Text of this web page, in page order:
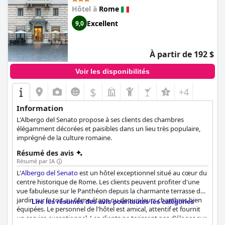
Hôtel à Rome
9,0 Excellent
À partir de 192 $
Voir les disponibilités
$ +4
Information
L'Albergo del Senato propose à ses clients des chambres
élégamment décorées et paisibles dans un lieu très populaire,
imprégné de la culture romaine.
Résumé des avis
Résumé par IA
L'Albergo del Senatoest un hôtel exceptionnel situé au cœur du
centre historique de Rome. Les clients peuvent profiter d'une
vue fabuleuse sur le Panthéon depuis la charmante terrasse du
jardin sur le toit au 6ème étage ou depuis leurs chambres bien
équipées. Le personnel de l'hôtel est amical, attentif et fournit
un service exceptionnel. Les clients ne tarissent pas d'éloges sur
Lire les résumés des avis pour toutes les catégories